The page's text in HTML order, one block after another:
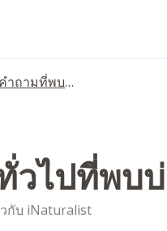
คำถามที่พบบ่อย
วไปที่พบบ่
กับ iNaturalist